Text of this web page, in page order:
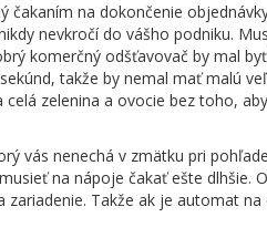
čakaním na dokončenie
nevkročí do vášho podniku.
komerčný odšťavovač by mal
takže by nemal mať malú
zelenina a ovocie bez toho,
vás nenechá v zmätku pri
na nápoje čakať ešte dlhšie.
Takže ak je automat